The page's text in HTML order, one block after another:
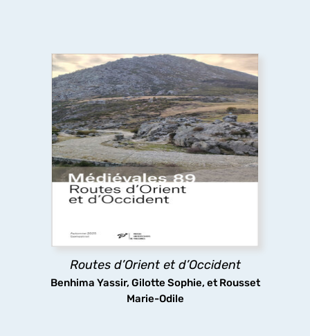
Routes d’Orient et d’Occident
Benhima Yassir, Gilotte Sophie, et Rousset
Marie-Odile
Routes d’Orient et d’Occident
Pèlerins, marchands et autres voyageurs
sillonnent les routes médiévales, y compris dans
des espaces inhospitaliers, ignorant sans doute
que les infrastructures routières qu’ils
découvrir